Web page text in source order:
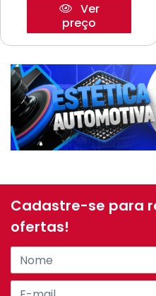
Ver
preço
Cadastre-se para
ofertas!